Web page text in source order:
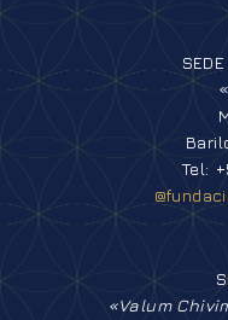
«
Tel:
«Valum